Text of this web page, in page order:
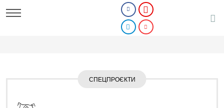
СПЕЦПРОЄКТИ